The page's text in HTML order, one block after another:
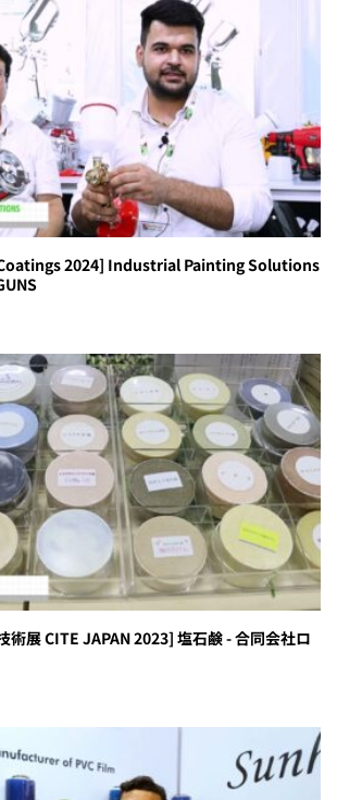
2024] Industrial Painting Solutions
術展 CITE JAPAN 2023] 塩石鹸 - 合同会社ロ